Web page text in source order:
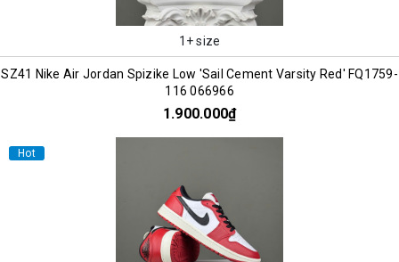
1+ size
SZ41 Nike Air Jordan Spizike Low 'Sail Cement Varsity Red' FQ1759-
116 066966
1.900.000₫
Hot